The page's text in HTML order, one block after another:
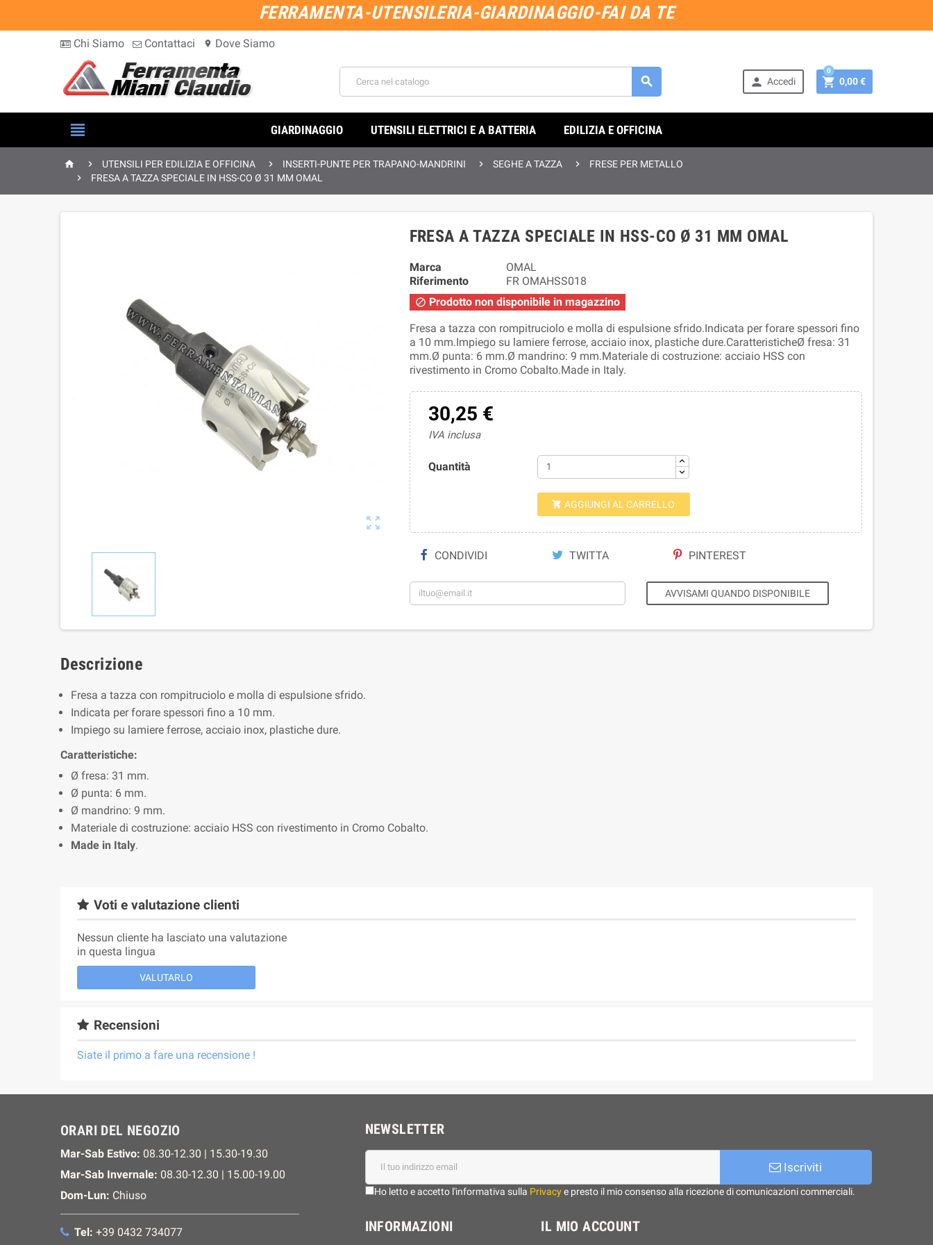
FERRAMENTA-UTENSILERIA-GIARDINAGGIO-FAI DA TE
Chi Siamo Contattaci location_on Dove Siamo
  Accedi  0,00 €
0
 GIARDINAGGIO UTENSILI ELETTRICI E A BATTERIA EDILIZIA E OFFICINA
  UTENSILI PER EDILIZIA E OFFICINA  INSERTI-PUNTE PER TRAPANO-MANDRINI  SEGHE A TAZZA 
FRESE PER METALLO

FRESA A TAZZA SPECIALE IN HSS-CO Ø 31 MM OMAL

FRESA A TAZZA SPECIALE IN HSS-CO Ø 31 MM OMAL
Marca
OMAL
Riferimento
FR OMAHSS018
 Prodotto non disponibile in magazzino
Fresa a tazza con rompitruciolo e molla di espulsione sfrido.Indicata per forare spessori fino
a 10 mm.Impiego su lamiere ferrose, acciaio inox, plastiche dure.CaratteristicheØ fresa: 31
mm.Ø punta: 6 mm.Ø mandrino: 9 mm.Materiale di costruzione: acciaio HSS con
rivestimento in Cromo Cobalto.Made in Italy.
30,25 €
IVA inclusa
Quantità
 AGGIUNGI AL CARRELLO
CONDIVIDI TWITTA PINTEREST
AVVISAMI QUANDO DISPONIBILE
Descrizione
Fresa a tazza con rompitruciolo e molla di espulsione sfrido.
Indicata per forare spessori fino a 10 mm.
Impiego su lamiere ferrose, acciaio inox, plastiche dure.
Caratteristiche:
Ø fresa: 31 mm.
Ø punta: 6 mm.
Ø mandrino: 9 mm.
Materiale di costruzione: acciaio HSS con rivestimento in Cromo Cobalto.
Made in Italy.
Voti e valutazione clienti
Nessun cliente ha lasciato una valutazione
in questa lingua
VALUTARLO
Recensioni
Siate il primo a fare una recensione !
ORARI DEL NEGOZIO
Mar-Sab Estivo: 08.30-12.30 | 15.30-19.30
Mar-Sab Invernale: 08.30-12.30 | 15.00-19.00
Dom-Lun: Chiuso
Tel: +39 0432 734077
NEWSLETTER
Iscriviti
Ho letto e accetto l'informativa sulla Privacye presto il mio consenso alla ricezione di comunicazioni commerciali.
INFORMAZIONI IL MIO ACCOUNT